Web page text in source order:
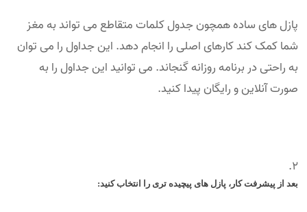
پازل های ساده همچون جدول کلمات متقاطع می تواند به مغز
شما کمک کند کارهای اصلی را انجام دهد. این جداول را می توان
به راحتی در برنامه روزانه گنجاند. می توانید این جداول را به
صورت آنلاین و رایگان پیدا کنید.
بعد از پیشرفت کار، پازل های پیچیده تری را انتخاب کنید: